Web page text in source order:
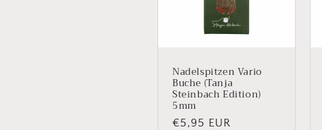
Nadelspitzen Vario
Buche (Tanja
Steinbach Edition)
5mm
Normaler
€5,95 EUR